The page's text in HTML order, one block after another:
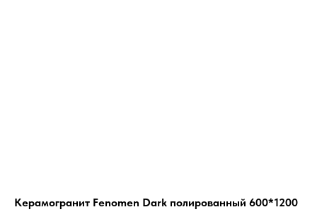
Керамогранит Fenomen Dark полированный 600*1200